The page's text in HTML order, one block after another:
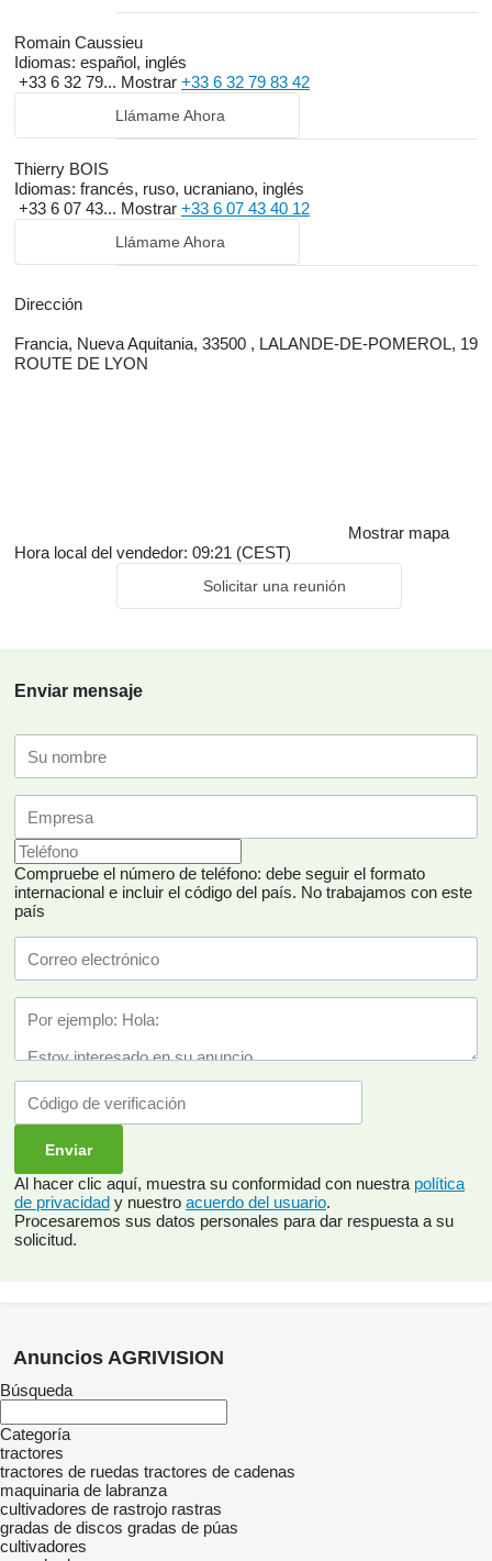
Romain Caussieu
Idiomas: español, inglés
+33 6 32 79... Mostrar +33 6 32 79 83 42
Llámame Ahora
Thierry BOIS
Idiomas: francés, ruso, ucraniano, inglés
+33 6 07 43... Mostrar +33 6 07 43 40 12
Llámame Ahora
Dirección
Francia, Nueva Aquitania, 33500 , LALANDE-DE-POMEROL, 19
ROUTE DE LYON
Mostrar mapa
Hora local del vendedor: 09:21 (CEST)
Solicitar una reunión
Enviar mensaje
Compruebe el número de teléfono: debe seguir el formato
internacional e incluir el código del país. No trabajamos con este
país
Al hacer clic aquí, muestra su conformidad con nuestra política
de privacidad y nuestro acuerdo del usuario.
Procesaremos sus datos personales para dar respuesta a su
solicitud.
Anuncios AGRIVISION
Búsqueda
Categoría
tractores
tractores de ruedas tractores de cadenas
maquinaria de labranza
cultivadores de rastrojo rastras
gradas de discos gradas de púas
cultivadores